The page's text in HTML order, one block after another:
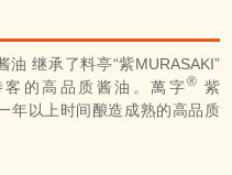
油 继承了料亭“紫MURASAKI”
的高品质酱油。萬字® 紫
年以上时间酿造成熟的高品质